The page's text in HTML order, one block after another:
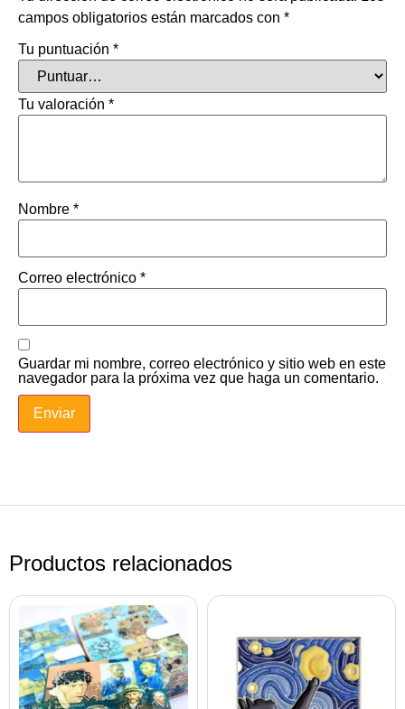
campos obligatorios están marcados con *
Tu puntuación *
Tu valoración *
Nombre *
Correo electrónico *
Guardar mi nombre, correo electrónico y sitio web en este
navegador para la próxima vez que haga un comentario.
Productos relacionados